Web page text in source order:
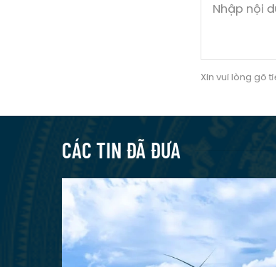
Xin vui lòng gõ
CÁC TIN ĐÃ ĐƯA